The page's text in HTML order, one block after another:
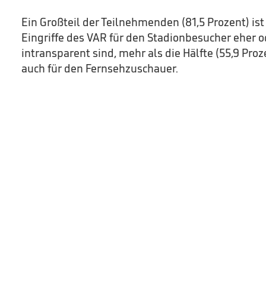
Ein Großteil der Teilnehmenden (81,5 Prozent)
Eingriffe des VAR für den Stadionbesucher eher
intransparent sind, mehr als die Hälfte (55,9
auch für den Fernsehzuschauer.